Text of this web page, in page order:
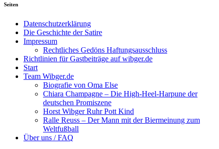
Seiten
Datenschutzerklärung
Die Geschichte der Satire
Impressum
Rechtliches Gedöns Haftungsausschluss
Richtlinien für Gastbeiträge auf wibger.de
Start
Team Wibger.de
Biografie von Oma Else
Chiara Champagne – Die High-Heel-Harpune der
deutschen Promiszene
Horst Wibger Ruhr Pott Kind
Ralle Reuss – Der Mann mit der Biermeinung zum
Weltfußball
Über uns / FAQ